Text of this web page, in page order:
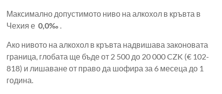
Максимално допустимото ниво на алкохол в кръвта в
Чехия е0,0‰ .
Ако нивото на алкохол в кръвта надвишава законовата
граница, глобата ще бъде от 2 500 до 20 000 CZK (€ 102-
818) и лишаване от право да шофира за 6 месеца до 1
година.